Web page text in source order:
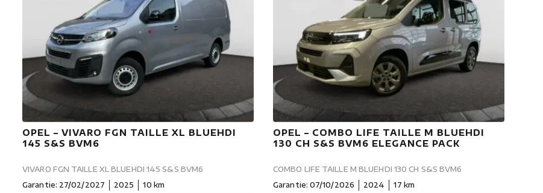
OPEL – VIVARO FGN TAILLE XL BLUEHDI
145 S&S BVM6
VIVARO FGN TAILLE XL BLUEHDI 145 S&S BVM6
Garantie: 27/02/2027
2025 10 km
OPEL – COMBO LIFE TAILLE M BLUEHDI
130 CH S&S BVM6 ELEGANCE PACK
COMBO LIFE TAILLE M BLUEHDI 130 CH S&S BVM6
Garantie: 07/10/2026
2024 17 km